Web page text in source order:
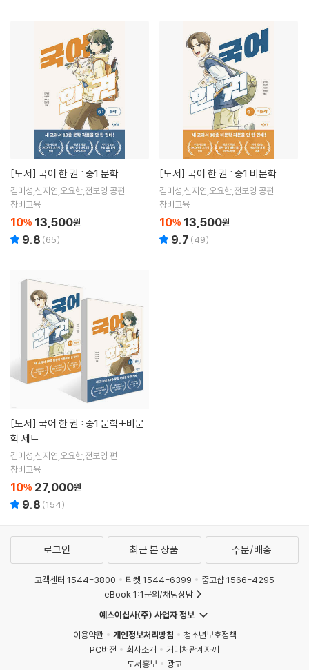
[도서] 국어 한 권 : 중1 문학
김미성,신지연,오요한,전보영 공편
창비교육
10% 13,500원
9.8 (65)
[도서] 국어 한 권 : 중1 비문학
김미성,신지연,오요한,전보영 공편
창비교육
10% 13,500원
9.7 (49)
[도서]
학 세트
김미성,신지연,오요한,전보영 편
창비교육
10% 27,000원
9.8 (154)
로그인 최근 본 상품 주문/배송
고객센터 1544-3800 티켓 1544-6399
중고샵 1566-4295
eBook 1:1문의/채팅상담
예스이십사(주) 사업자 정보
이용약관
개인정보처리방침
청소년보호정책
PC버전
회사소개
거래처관계자께
도서홍보
광고